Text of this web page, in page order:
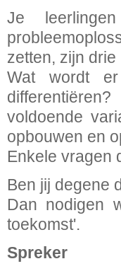
Je
zetten, zijn
Wat wordt
voldoende
opbouwen en
Enkele vragen
Ben jij degene
Dan nodigen
toekomst'.
Spreker